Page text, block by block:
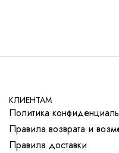
отвечает за
удобным инструментом
КЛИЕНТАМ
Политика
Правила возврата и
Правила доставки